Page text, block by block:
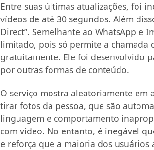
Entre suas últimas atualizações, foi
vídeos de até 30 segundos. Além
Direct”. Semelhante ao WhatsApp
limitado, pois só permite a chamada
gratuitamente. Ele foi desenvolvido
por outras formas de conteúdo.
O serviço mostra aleatoriamente em
tirar fotos da pessoa, que são
linguagem e comportamento
com vídeo. No entanto, é inegável
e reforça que a maioria dos